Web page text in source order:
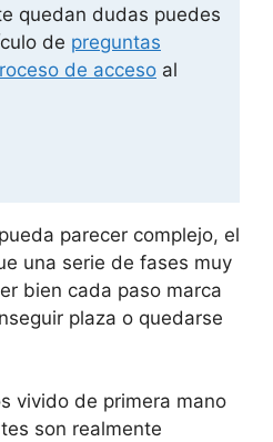
quedan dudas puedes
de preguntas
de acceso al
parecer complejo, el
una serie de fases muy
bien cada paso marca
plaza o quedarse
vivido de primera mano
son realmente